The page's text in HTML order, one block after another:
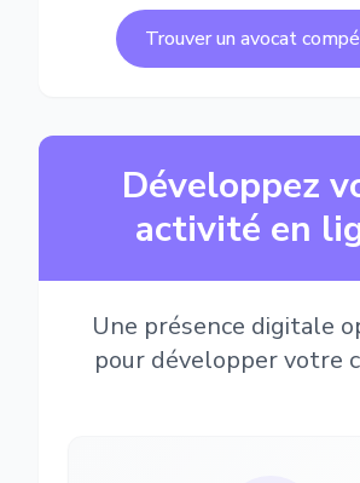
Trouver un avocat
Développez
activité en
Une présence digitale
pour développer votre